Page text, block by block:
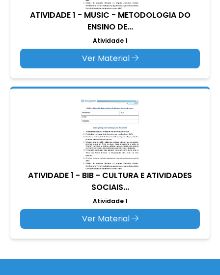
ATIVIDADE 1 - MUSIC - METODOLOGIA DO
ENSINO DE...
Atividade 1
Ver Material
ATIVIDADE 1 - BIB - CULTURA E ATIVIDADES
SOCIAIS...
Atividade 1
Ver Material